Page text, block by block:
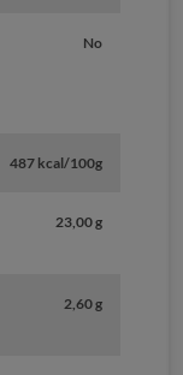
No
487 kcal/100g
23,00 g
2,60 g